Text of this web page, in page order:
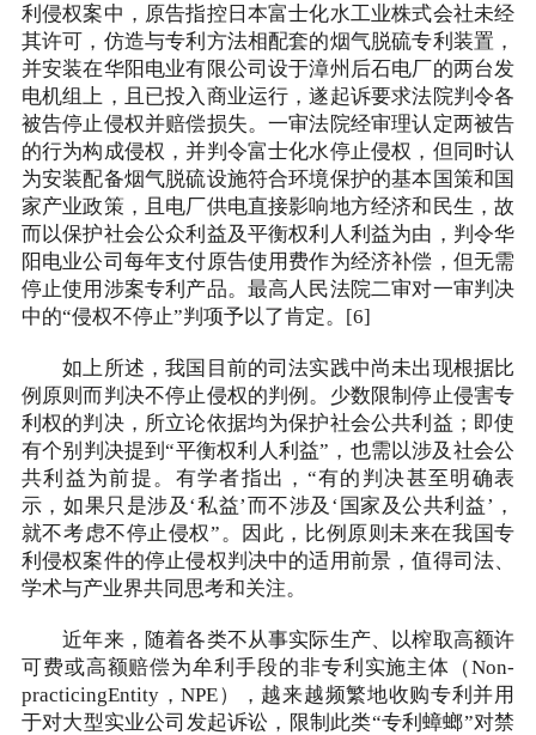
利侵权案中，原告指控日本富士化水工业株式会社未经
其许可，仿造与专利方法相配套的烟气脱硫专利装置，
并安装在华阳电业有限公司设于漳州后石电厂的两台发
电机组上，且已投入商业运行，遂起诉要求法院判令各
被告停止侵权并赔偿损失。一审法院经审理认定两被告
的行为构成侵权，并判令富士化水停止侵权，但同时认
为安装配备烟气脱硫设施符合环境保护的基本国策和国
家产业政策，且电厂供电直接影响地方经济和民生，故
而以保护社会公众利益及平衡权利人利益为由，判令华
阳电业公司每年支付原告使用费作为经济补偿，但无需
停止使用涉案专利产品。最高人民法院二审对一审判决
中的“侵权不停止”判项予以了肯定。[6]
如上所述，我国目前的司法实践中尚未出现根据比
例原则而判决不停止侵权的判例。少数限制停止侵害专
利权的判决，所立论依据均为保护社会公共利益；即使
有个别判决提到“平衡权利人利益”，也需以涉及社会公
共利益为前提。有学者指出，“有的判决甚至明确表
示，如果只是涉及‘私益’而不涉及‘国家及公共利益’，
就不考虑不停止侵权”。因此，比例原则未来在我国专
利侵权案件的停止侵权判决中的适用前景，值得司法、
学术与产业界共同思考和关注。
近年来，随着各类不从事实际生产、以榨取高额许
可费或高额赔偿为牟利手段的非专利实施主体（Non-
practicingEntity，NPE），越来越频繁地收购专利并用
于对大型实业公司发起诉讼，限制此类“专利蟑螂”对禁